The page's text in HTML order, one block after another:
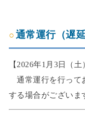
通常運行（遅
【2026年1月3日（
通常運行を行って
する場合がございま